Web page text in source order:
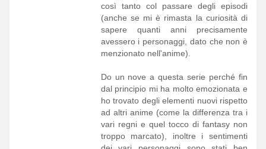
così tanto col passare degli episodi
(anche se mi è rimasta la curiosità di
sapere quanti anni precisamente
avessero i personaggi, dato che non è
menzionato nell'anime).
Do un nove a questa serie perché fin
dal principio mi ha molto emozionata e
ho trovato degli elementi nuovi rispetto
ad altri anime (come la differenza tra i
vari regni e quel tocco di fantasy non
troppo marcato), inoltre i sentimenti